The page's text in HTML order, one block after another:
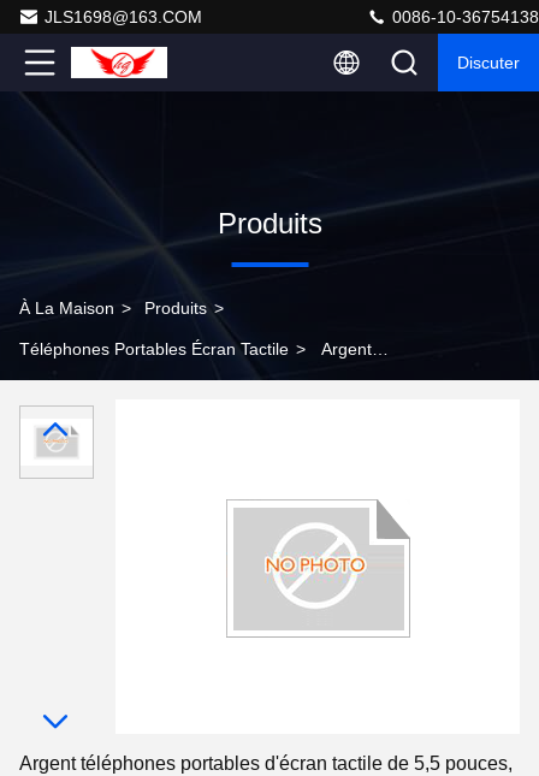
JLS1698@163.COM 0086-10-36754138
Discuter
Produits
À La Maison > Produits >
Téléphones Portables Écran Tactile > Argent
Smartphone Apple Iphone 6 plus
Argent téléphones portables d'écran tactile de 5,5 pouces,